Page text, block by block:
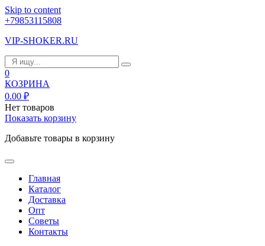
Skip to content
+79853115808
VIP-SHOKER.RU
0
КОЗРИНА
0.00 ₽
Нет товаров
Показать корзину
Добавьте товары в корзину
Главная
Каталог
Доставка
Опт
Советы
Контакты